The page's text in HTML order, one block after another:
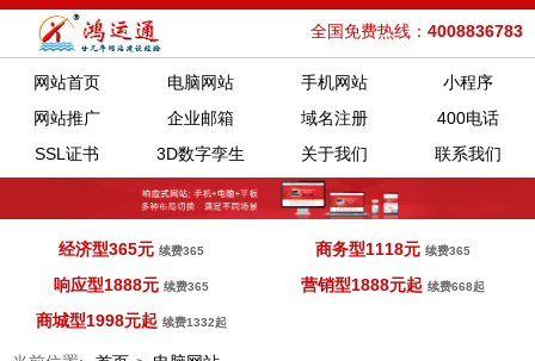
全国免费热线： 4008836783
网站首页 电脑网站 手机网站
小程序
网站推广
企业邮箱 域名注册
400电话
SSL证书
3D数字孪生 关于我们 联系我们
经济型365元 续费365 商务型1118元续费365
响应型1888元 续费365 营销型1888元起续费668起
商城型1998元起 续费1332起